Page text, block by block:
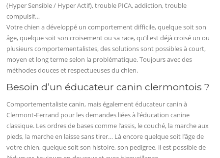
(Hyper Sensible / Hyper Actif), trouble PICA, addiction, trouble
compulsif…
Votre chien a développé un comportement difficile, quelque soit son
âge, quelque soit son croisement ou sa race, qu’il est déjà croisé un ou
plusieurs comportementalistes, des solutions sont possibles à court,
moyen et long terme selon la problématique. Toujours avec des
méthodes douces et respectueuses du chien.
Besoin d’un éducateur canin clermontois ?
Comportementaliste canin, mais également éducateur canin à
Clermont-Ferrand pour les demandes liées à l’éducation canine
classique. Les ordres de bases comme l’assis, le couché, la marche aux
pieds, la marche en laisse sans tirer… Là encore quelque soit l’âge de
votre chien, quelque soit son histoire, son pedigree, il est possible de